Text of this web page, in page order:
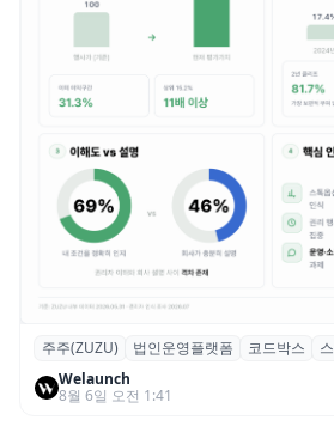
스톡옵션 취소율 2년 만에
권리 발생 즉시 행사 비중도
주주(ZUZU) 법인운영플랫폼 코드박스
Welaunch
8월 6일 오전 1:41